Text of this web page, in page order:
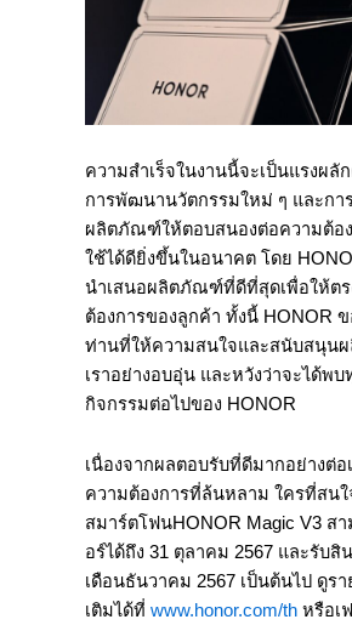
ความสำเร็จในงานนี้จะเป็นแรงผ
การพัฒนานวัตกรรมใหม่ ๆ และกา
ผลิตภัณฑ์ให้ตอบสนองต่อความต้อ
ใช้ได้ดียิ่งขึ้นในอนาคต โดย
นำเสนอผลิตภัณฑ์ที่ดีที่สุดเพื่อให้ต
ต้องการของลูกค้า ทั้งนี้ HONOR
ท่านที่ให้ความสนใจและสนับสนุน
เราอย่างอบอุ่น และหวังว่าจะได้พ
กิจกรรมต่อไปของ HONOR
เนื่องจากผลตอบรับที่ดีมากอย่างต่อ
ความต้องการที่ล้นหลาม ใครที่สนใ
สมาร์ตโฟนHONOR Magic V3 ส
อร์ได้ถึง 31 ตุลาคม 2567 และรับสิ
เดือนธันวาคม 2567 เป็นต้นไป ดูรา
เติมได้ที่ www.honor.com/th หรือเ